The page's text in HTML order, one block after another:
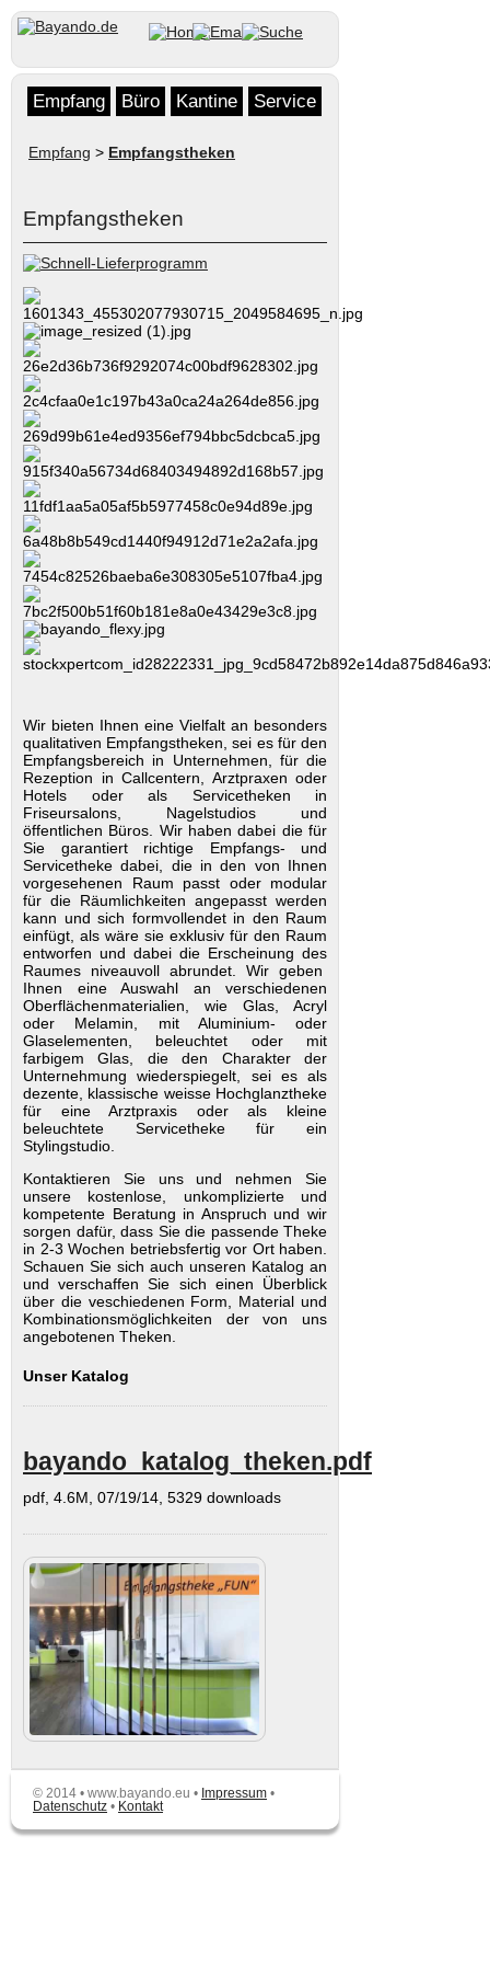
Empfang Büro Kantine Service
Empfang > Empfangstheken
Empfangstheken
Wir bieten Ihnen eine Vielfalt an besonders
qualitativen Empfangstheken, sei es für den
Empfangsbereich in Unternehmen, für die
Rezeption in Callcentern, Arztpraxen oder
Hotels oder als Servicetheken in
Friseursalons, Nagelstudios und
öffentlichen Büros. Wir haben dabei die für
Sie garantiert richtige Empfangs- und
Servicetheke dabei, die in den von Ihnen
vorgesehenen Raum passt oder modular
für die Räumlichkeiten angepasst werden
kann und sich formvollendet in den Raum
einfügt, als wäre sie exklusiv für den Raum
entworfen und dabei die Erscheinung des
Raumes niveauvoll abrundet. Wir geben
Ihnen eine Auswahl an verschiedenen
Oberflächenmaterialien, wie Glas, Acryl
oder Melamin, mit Aluminium- oder
Glaselementen, beleuchtet oder mit
farbigem Glas, die den Charakter der
Unternehmung wiederspiegelt, sei es als
dezente, klassische weisse Hochglanztheke
für eine Arztpraxis oder als kleine
beleuchtete Servicetheke für ein
Stylingstudio.
Kontaktieren Sie uns und nehmen Sie
unsere kostenlose, unkomplizierte und
kompetente Beratung in Anspruch und wir
sorgen dafür, dass Sie die passende Theke
in 2-3 Wochen betriebsfertig vor Ort haben.
Schauen Sie sich auch unseren Katalog an
und verschaffen Sie sich einen Überblick
über die veschiedenen Form, Material und
Kombinationsmöglichkeiten der von uns
angebotenen Theken.
Unser Katalog
bayando_katalog_theken.pdf
pdf, 4.6M, 07/19/14, 5329 downloads
© 2014 • www.bayando.eu • Impressum •
Datenschutz • Kontakt